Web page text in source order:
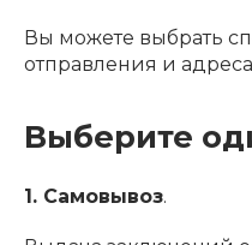
Вы можете выбрать
отправления и
Выберите
1. Самовывоз.